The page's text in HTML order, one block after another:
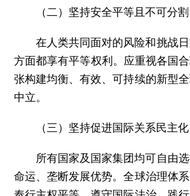
（二）坚持安全平等且不可分割
在人类共同面对的风险和挑战
方面都享有平等权利。应重视各国
张构建均衡、有效、可持续的新型
中立。
（三）坚持促进国际关系民主
所有国家及国家集团均可自由
命运、垄断发展优势。全球治理体